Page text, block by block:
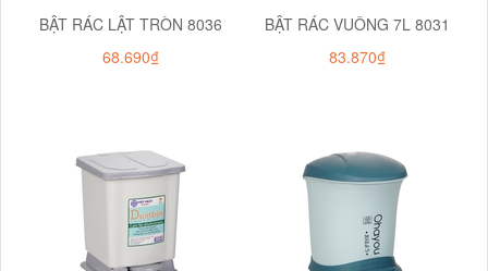
BẬT RÁC LẬT TRÒN 8036
68.690₫
BẬT RÁC VUÔNG 7L 8031
83.870₫